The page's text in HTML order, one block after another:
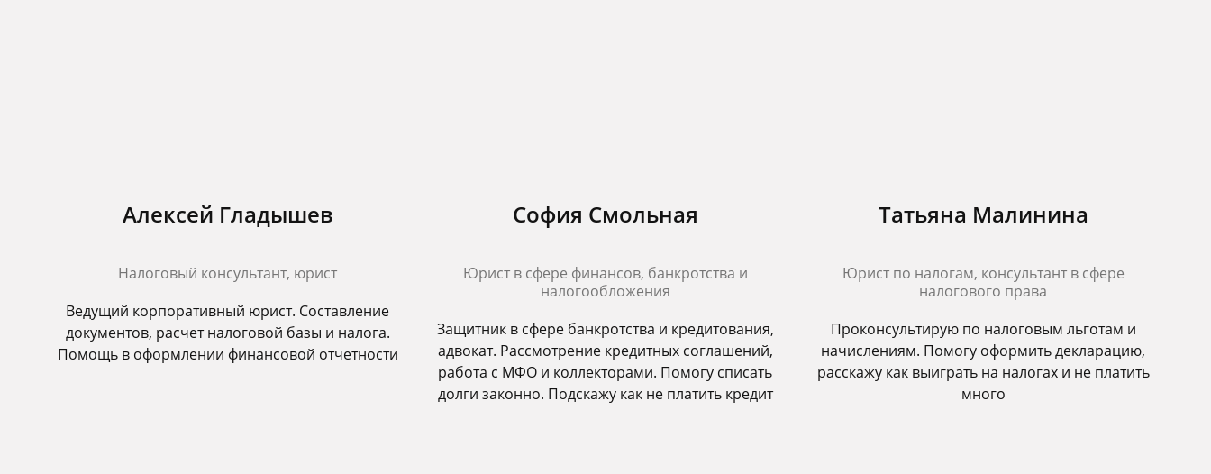
Алексей Гладышев
Налоговый консультант, юрист
Ведущий корпоративный юрист. Составление
документов, расчет налоговой базы и налога.
Помощь в оформлении финансовой отчетности
София Смольная
Юрист в сфере финансов, банкротства и
налогообложения
Защитник в сфере банкротства и кредитования,
адвокат. Рассмотрение кредитных соглашений,
работа с МФО и коллекторами. Помогу списать
долги законно. Подскажу как не платить кредит
Татьяна Малинина
Юрист по налогам, консультант в сфере
налогового права
Проконсультирую по налоговым льготам и
начислениям. Помогу оформить декларацию,
расскажу как выиграть на налогах и не платить
много